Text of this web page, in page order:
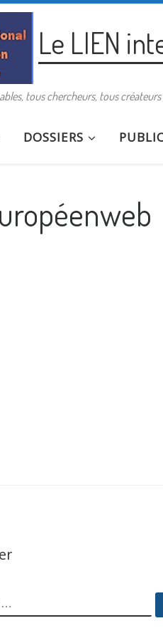
Le LIEN
tous chercheurs, tous créateurs
DOSSIERS